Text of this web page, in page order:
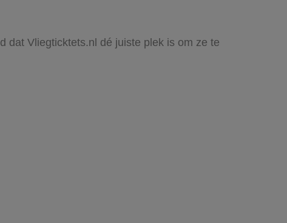
dat Vliegticktets.nl dé juiste plek is om ze te